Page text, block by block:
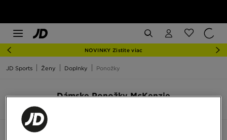
NOVINKY Zistite viac
JD Sports Ženy Doplnky Ponožky
Dámske Ponožky McKenzie
Zoradiť: